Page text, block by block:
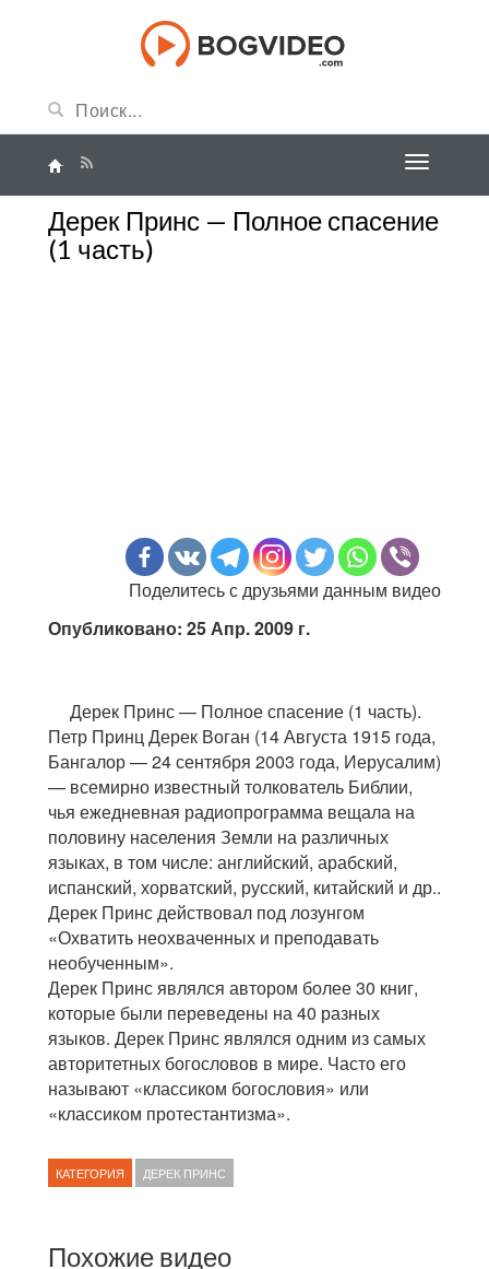
Дерек Принс — Полное спасение
(1 часть)
Поделитесь с друзьями данным видео
Опубликовано: 25 Апр. 2009 г.
Дерек Принс — Полное спасение (1 часть).
Петр Принц Дерек Воган (14 Августа 1915 года,
Бангалор — 24 сентября 2003 года, Иерусалим)
— всемирно известный толкователь Библии,
чья ежедневная радиопрограмма вещала на
половину населения Земли на различных
языках, в том числе: английский, арабский,
испанский, хорватский, русский, китайский и др..
Дерек Принс действовал под лозунгом
«Охватить неохваченных и преподавать
необученным».
Дерек Принс являлся автором более 30 книг,
которые были переведены на 40 разных
языков. Дерек Принс являлся одним из самых
авторитетных богословов в мире. Часто его
называют «классиком богословия» или
«классиком протестантизма».
КАТЕГОРИЯ ДЕРЕК ПРИНС
Похожие видео